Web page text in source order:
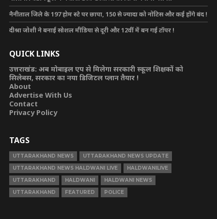
नैनीताल जिले के 197 होम स्टे पर छापा, 150 से ज्यादा को नोटिस और कई होंगे बंद !
दीश्रा जोशी ने बनाई सोशल मीडिया से दूरी और 12वीं में बन गई टॉपर !
QUICK LINKS
उत्तराखंड: अब मोबाइल एप से मिलेगा सरकारी स्कूल शिक्षकों को
सिलेबस, सरकार का नया डिजिटल प्लान तैयार !
About
Advertise With Us
Contact
Privacy Policy
TAGS
UTTARAKHAND NEWS
UTTARAKHAND NEWS UPDATE
UTTARAKHAND NEWS HALDWANI LIVE
HALDWANILIVE
UTTARAKHAND
HALDWANI
HALDWANI NEWS
UTTARAKHAND
FEATURED POLICE